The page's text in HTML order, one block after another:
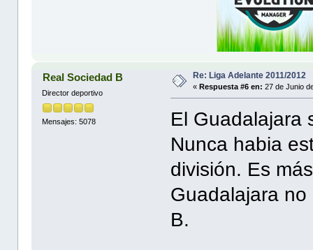
Real Sociedad B
Director deportivo
Mensajes: 5078
Re: Liga Adelante 2011/2012
« Respuesta #6 en: 27 de Junio
El Guadalajara
Nunca habia
división. Es
Guadalajara
B.